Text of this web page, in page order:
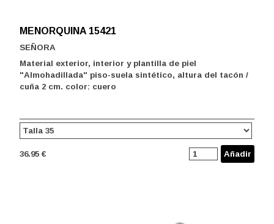
MENORQUINA 15421
SEÑORA
Material exterior, interior y plantilla de piel
"Almohadillada" piso-suela sintético, altura del tacón /
cuña 2 cm. color: cuero
36.95 € Añadir